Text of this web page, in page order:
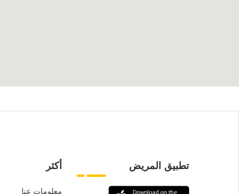
أكثر
معلومات عنا
تطبيق المريض